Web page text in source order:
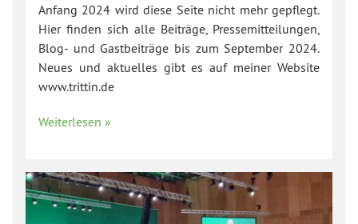
Anfang 2024 wird diese Seite nicht mehr gepflegt.
Hier finden sich alle Beiträge, Pressemitteilungen,
Blog- und Gastbeiträge bis zum September 2024.
Neues und aktuelles gibt es auf meiner Website
www.trittin.de
Weiterlesen »